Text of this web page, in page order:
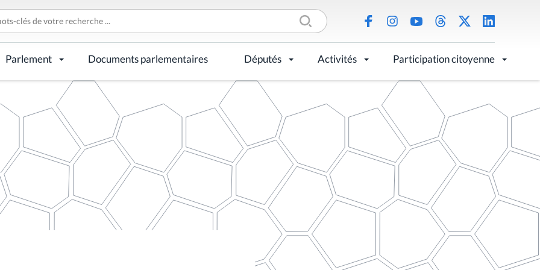
Parlement Documents parlementaires Députés Activités Participation citoyenne